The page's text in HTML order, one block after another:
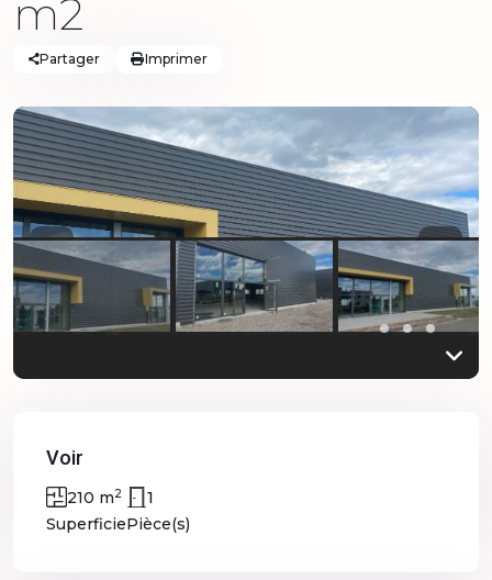
m2
Partager Imprimer
Previous
Voir
210 m2
Superficie
1
Pièce(s)